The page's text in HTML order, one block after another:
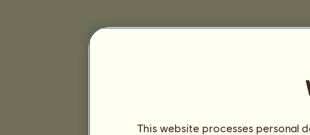
This website processes personal